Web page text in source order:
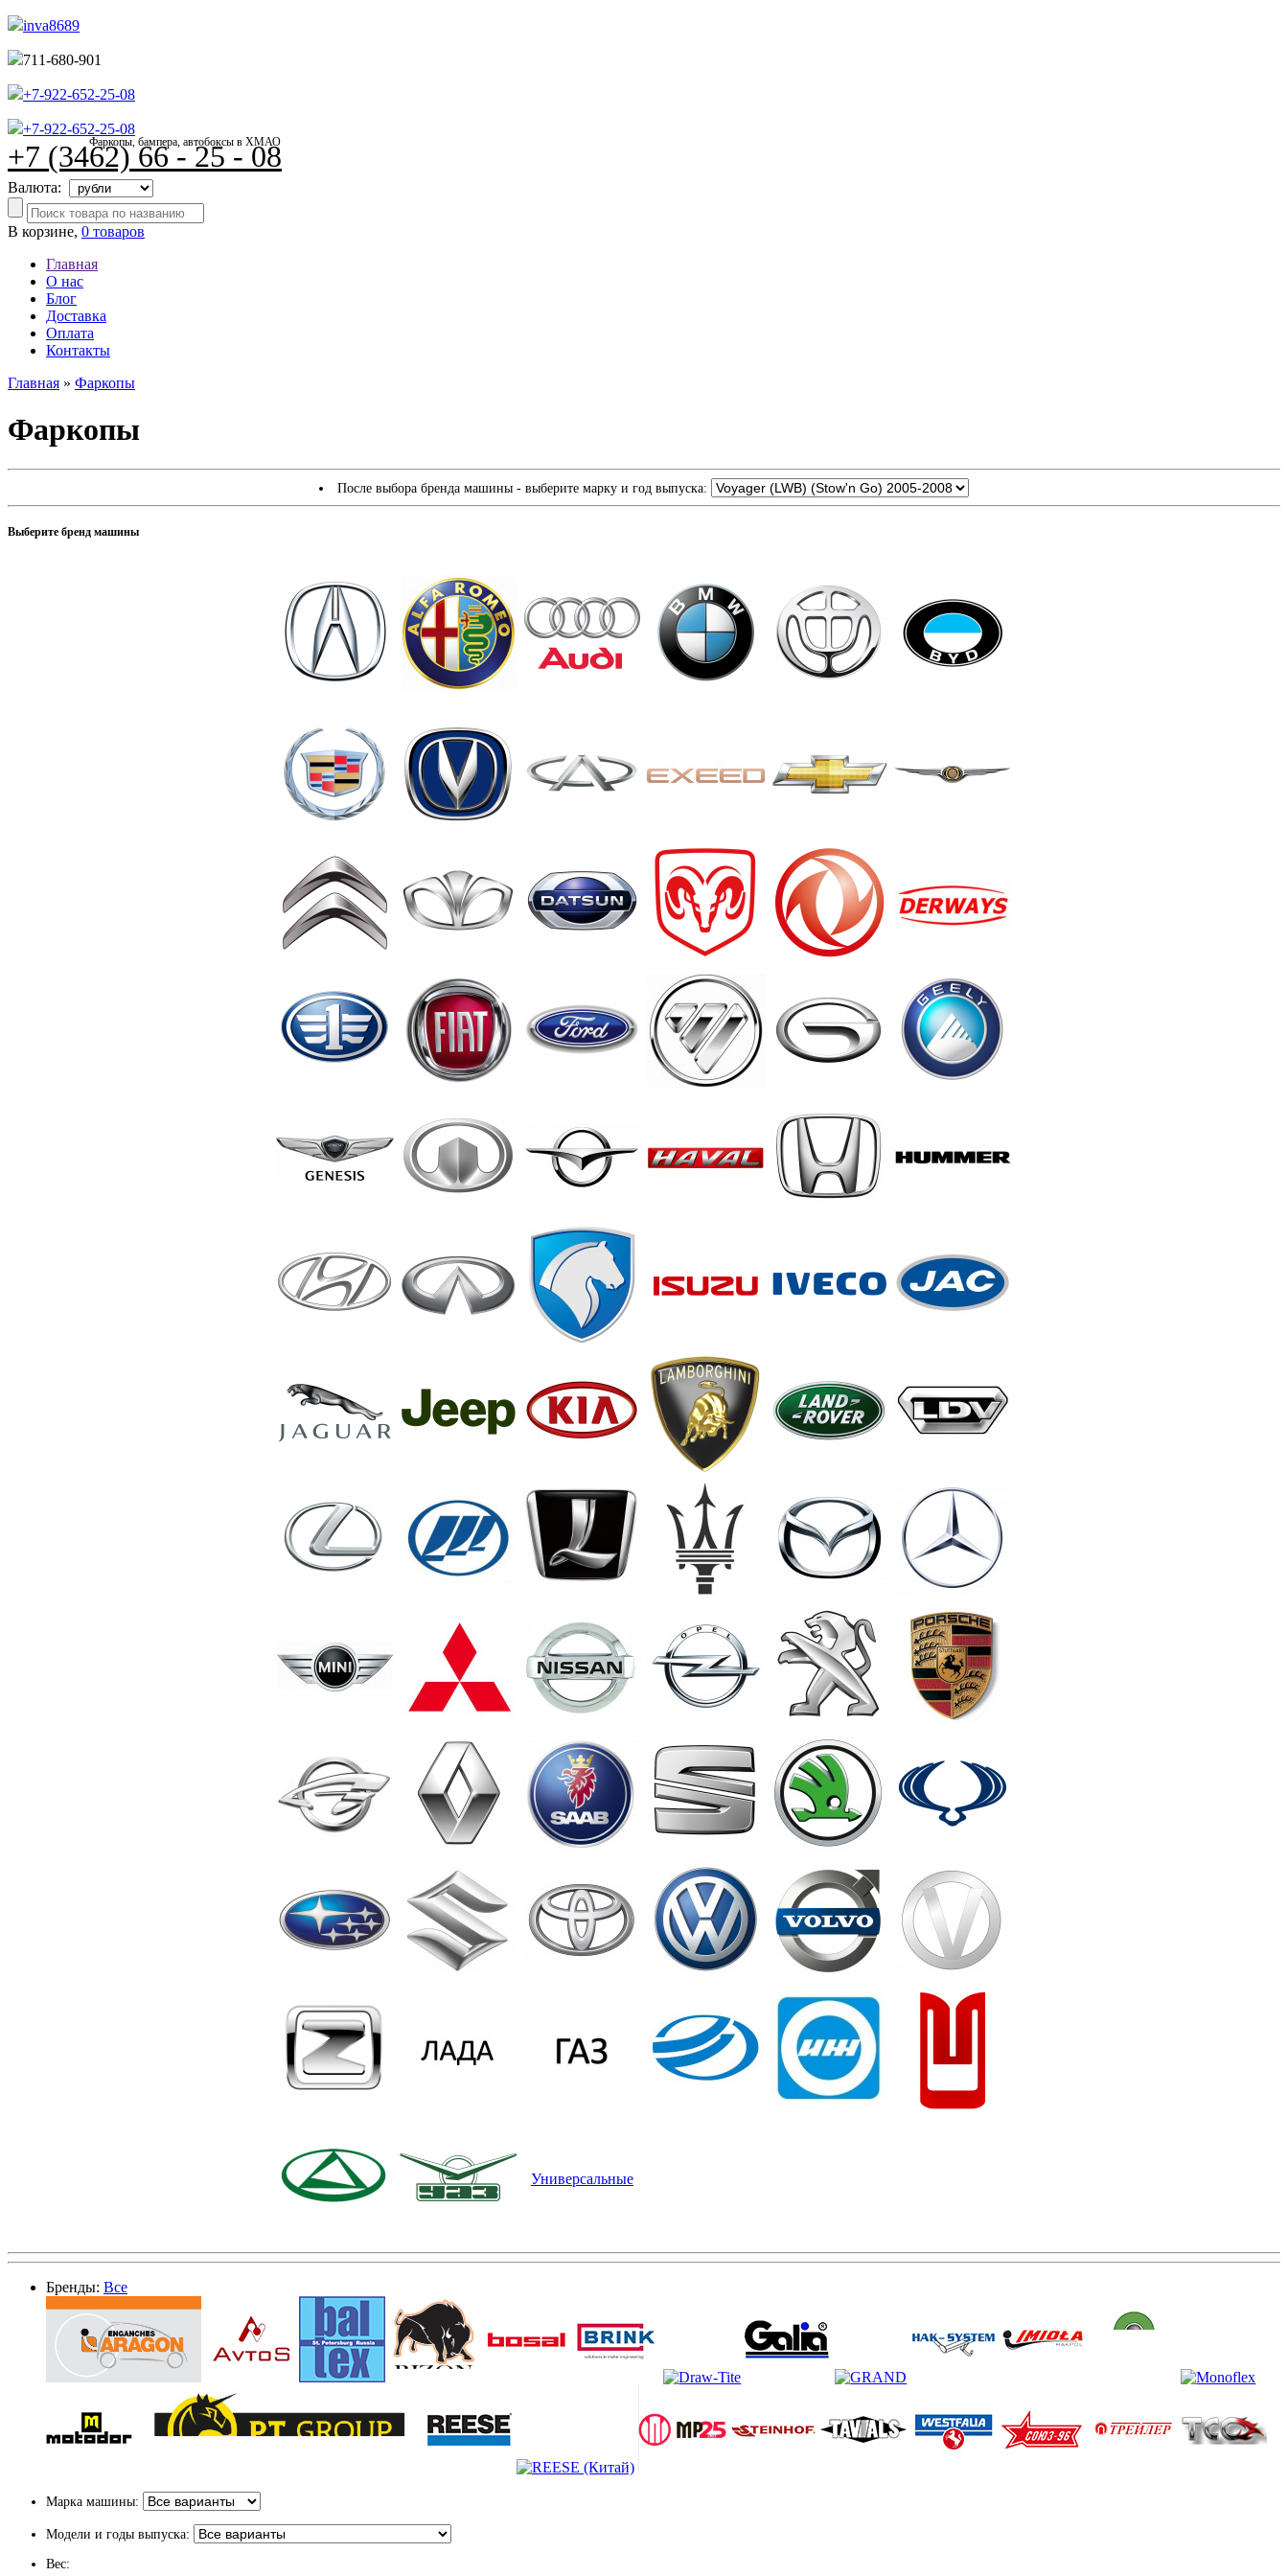
Фаркопы, бампера, автобоксы в ХМАО
inva8689
711-680-901
+7-922-652-25-08
+7-922-652-25-08
+7 (3462) 66 - 25 - 08
Валюта:
В корзине, 0 товаров
Главная
О нас
Блог
Доставка
Оплата
Контакты
Главная » Фаркопы
Фаркопы
После выбора бренда машины - выберите марку и год выпуска:
Выберите бренд машины
Универсальные
Бренды: Все
Марка машины:
Модели и годы выпуска:
Вес: